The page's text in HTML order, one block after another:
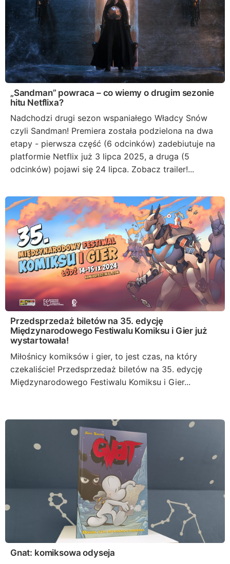
„Sandman” powraca – co wiemy o drugim sezonie
hitu Netflixa?
Nadchodzi drugi sezon wspaniałego Władcy Snów
czyli Sandman! Premiera została podzielona na dwa
etapy - pierwsza część (6 odcinków) zadebiutuje na
platformie Netflix już 3 lipca 2025, a druga (5
odcinków) pojawi się 24 lipca. Zobacz trailer!...
Przedsprzedaż biletów na 35. edycję
Międzynarodowego Festiwalu Komiksu i Gier już
wystartowała!
Miłośnicy komiksów i gier, to jest czas, na który
czekaliście! Przedsprzedaż biletów na 35. edycję
Międzynarodowego Festiwalu Komiksu i Gier...
Gnat: komiksowa odyseja